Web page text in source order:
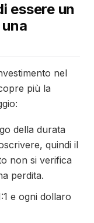
essere un
nel
più la
della durata
quindi il
non si verifica
perdita.
e ogni dollaro